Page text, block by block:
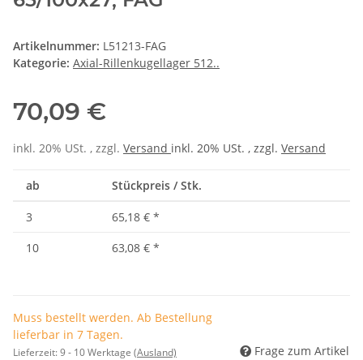
Artikelnummer: L51213-FAG
Kategorie: Axial-Rillenkugellager 512..
70,09 €
inkl. 20% USt. , zzgl. Versand inkl. 20% USt. , zzgl. Versand
ab Stückpreis / Stk.
3 65,18 € *
10
63,08 € *
Muss bestellt werden. Ab Bestellung
lieferbar in 7 Tagen.
Lieferzeit:9 - 10 Werktage (Ausland) Frage zum Artikel